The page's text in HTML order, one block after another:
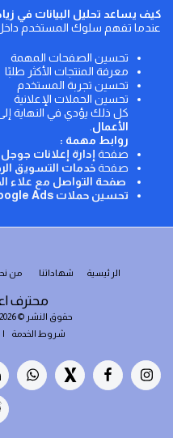
كيف يساعد تحليل البيانات في
عندما تفهم سلوك المستخدم
تحسين الصفحات المهمة
معرفة المنتجات الأكثر طلبًا
تحسين تجربة المستخدم
تحسين الحملات الإعلانية
كل ذلك يؤدي في النهاية
الأعمال.
روابط مهمة :
صفحة إدارة إعلانات جوجل
صفحةخدمات التسويق
صفحة التواصل مع علاء
تحسين حملات Google Ads
محترف
حقوق النشر © 2026 جميع الحقوق محفوظة
شروط الخدمة
|
الرئيسية شهاداتنا من